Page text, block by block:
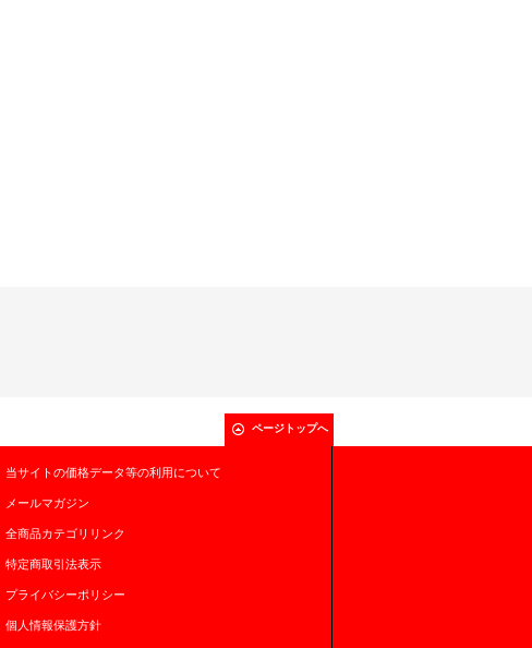
ページトップへ
当サイトの価格データ等の利用について
メールマガジン
全商品カテゴリリンク
特定商取引法表示
プライバシーポリシー
個人情報保護方針